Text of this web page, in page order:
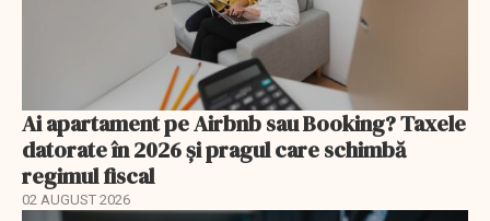
Ai apartament pe Airbnb sau Booking? Taxele
datorate în 2026 și pragul care schimbă
regimul fiscal
02 AUGUST 2026